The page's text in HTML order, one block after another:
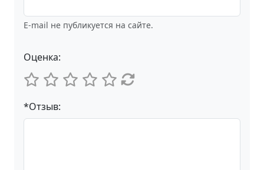
E-mail не публикуется на сайте.
Оценка:
*Отзыв: